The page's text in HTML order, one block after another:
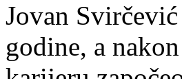
Jovan
godine, a